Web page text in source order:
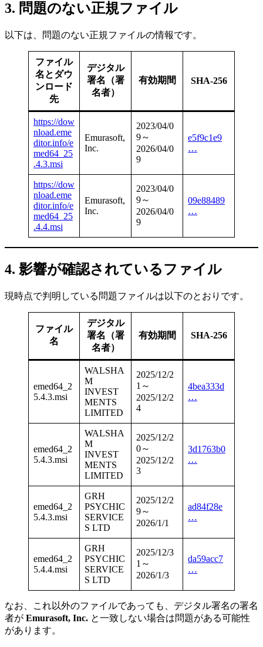
3. 問題のない正規ファイル
以下は、問題のない正規ファイルの情報です。
ファイル
名とダウ
ンロード
先
デジタル
署名（署
名者）
有効期間 SHA-256
https://dow
nload.eme
ditor.info/e
med64_25
.4.3.msi
Emurasoft,
Inc.
2023/04/0
9～
2026/04/0
9
e5f9c1e9
…
https://dow
nload.eme
ditor.info/e
med64_25
.4.4.msi
Emurasoft,
Inc.
2023/04/0
9～
2026/04/0
9
09e88489
…
4. 影響が確認されているファイル
現時点で判明している問題ファイルは以下のとおりです。
ファイル
名
デジタル
署名（署
名者）
有効期間 SHA-256
emed64_2
5.4.3.msi
WALSHA
M
INVEST
MENTS
LIMITED
2025/12/2
1～
2025/12/2
4
4bea333d
…
emed64_2
5.4.3.msi
WALSHA
M
INVEST
MENTS
LIMITED
2025/12/2
0～
2025/12/2
3
3d1763b0
…
emed64_2
5.4.3.msi
GRH
PSYCHIC
SERVICE
S LTD
2025/12/2
9～
2026/1/1
ad84f28e
…
emed64_2
5.4.4.msi
GRH
PSYCHIC
SERVICE
S LTD
2025/12/3
1～
2026/1/3
da59acc7
…
なお、これ以外のファイルであっても、デジタル署名の署名
者が Emurasoft, Inc. と一致しない場合は問題がある可能性
があります。